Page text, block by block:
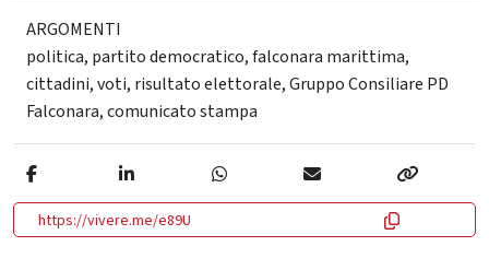
ARGOMENTI
politica, partito democratico,falconara marittima,
cittadini,voti, risultato elettorale,Gruppo Consiliare PD
Falconara,comunicato stampa
https://vivere.me/e89U